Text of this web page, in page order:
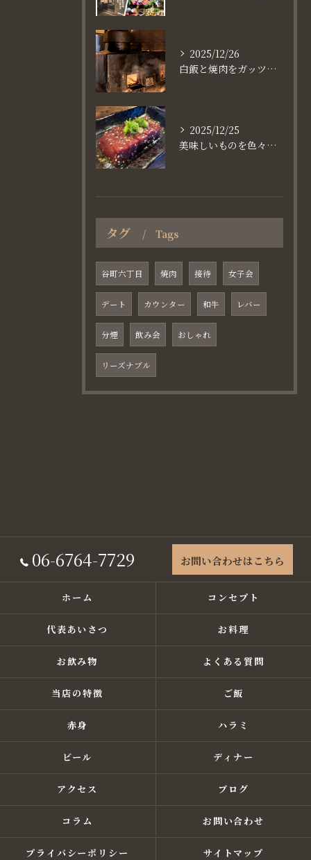
2025/12/26
白飯と焼肉をガッツり食べたいなら
2025/12/25
美味しいものを色々楽しめるのが #お店で焼肉
タグ Tags
谷町六丁目 焼肉 接待 女子会
デート カウンター 和牛 レバー
分煙 飲み会 おしゃれ
リーズナブル
06-6764-7729 お問い合わせはこちら
ホーム コンセプト
代表あいさつ お料理
お飲み物 よくある質問
当店の特徴 ご飯
赤身 ハラミ
ビール ディナー
アクセス ブログ
コラム お問い合わせ
プライバシーポリシー サイトマップ